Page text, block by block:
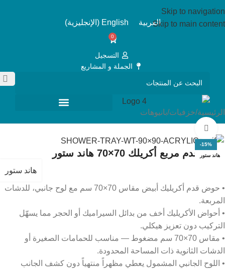
Skip to navigation
Skip to main contentالعربية English
( الإنجليزية)
0
التسجيل
الجملة و المشاريع
الرئيسية/خزفيات/بانيوهات
-15%
هاند ستور
حوض قدم مربع أكريلك 70×70 هاند ستور
هاند ستور
• حوض قدم أكريليك أبيض مقاس 70×70 سم مع لوح جانبي، للدشات
المربعة.
• أحواض الأكريليك أخف من بدائل السيراميك أو الحجر مما يسهّل
التركيب دون تعزيز هيكلي.
• مقاس 70×70 سم مضغوط — مناسب للحمامات الصغيرة أو
الدشات الثانوية ذات المساحة المحدودة.
• اللوح الجانبي المشمول يعطي مظهراً منتهياً دون كشف الجانب